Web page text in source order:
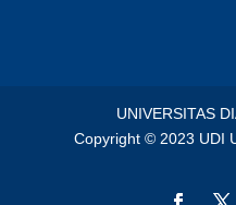
UNIVERSITAS
Copyright © 2023 UDI